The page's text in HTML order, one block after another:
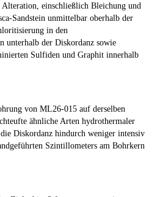
Alteration, einschließlich Bleichung und
Sandstein unmittelbar oberhalb der
in den
unterhalb der Diskordanz sowie
Sulfiden und Graphit innerhalb
von ML26-015 auf derselben
ähnliche Arten hydrothermaler
Diskordanz hindurch weniger intensiv
Szintillometers am Bohrkern